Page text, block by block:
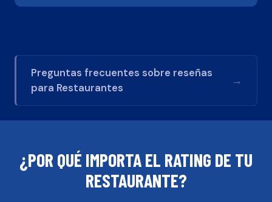
Preguntas frecuentes sobre reseñas
para Restaurantes
→
¿POR QUÉ IMPORTA EL RATING DE TU
RESTAURANTE?